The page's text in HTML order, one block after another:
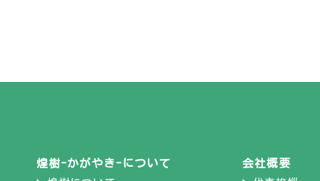
煌樹-かがやき-について 会社概要